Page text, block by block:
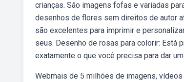
crianças. São imagens fofas e variadas
desenhos de flores sem direitos de autor
são excelentes para imprimir e
seus. Desenho de rosas para colorir: Está
exatamente o que você precisa para dar
Webmais de 5 milhões de imagens,